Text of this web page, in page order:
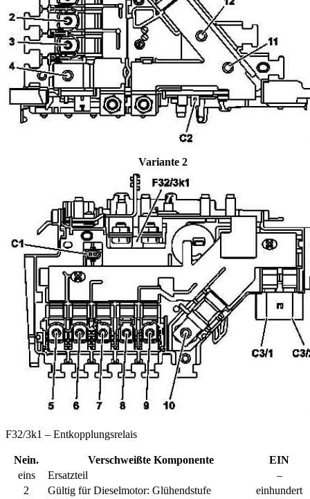
Variante 2
F32/3k1 – Entkopplungsrelais
Nein. Verschweißte Komponente
EIN
eins
Ersatzteil
–
2
Gültig für Dieselmotor: Glühendstufe
einhundert